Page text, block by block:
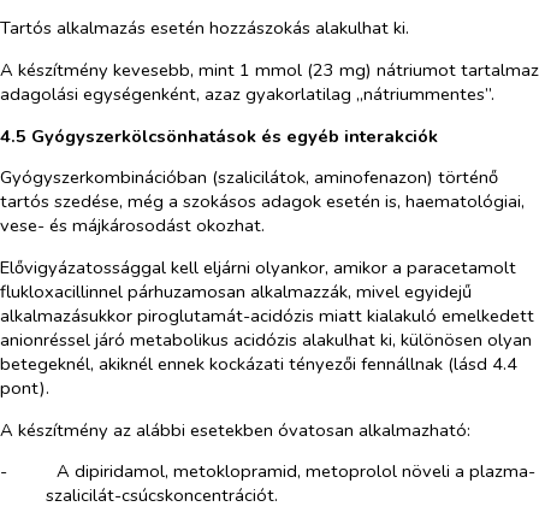
Tartós alkalmazás esetén hozzászokás alakulhat ki.
A készítmény kevesebb, mint 1 mmol (23 mg) nátriumot tartalmaz
adagolási egységenként, azaz gyakorlatilag „nátriummentes”.
4.5 Gyógyszerkölcsönhatások és egyéb interakciók
Gyógyszerkombinációban (szalicilátok, aminofenazon) történő
tartós szedése, még a szokásos adagok esetén is, haematológiai,
vese- és májkárosodást okozhat.
Elővigyázatossággal kell eljárni olyankor, amikor a paracetamolt
flukloxacillinnel párhuzamosan alkalmazzák, mivel egyidejű
alkalmazásukkor piroglutamát-acidózis miatt kialakuló emelkedett
anionréssel járó metabolikus acidózis alakulhat ki, különösen olyan
betegeknél, akiknél ennek kockázati tényezői fennállnak (lásd 4.4
pont).
A készítmény az alábbi esetekben óvatosan alkalmazható:
-​
A dipiridamol, metoklopramid, metoprolol növeli a plazma-
szalicilát-csúcskoncentrációt.